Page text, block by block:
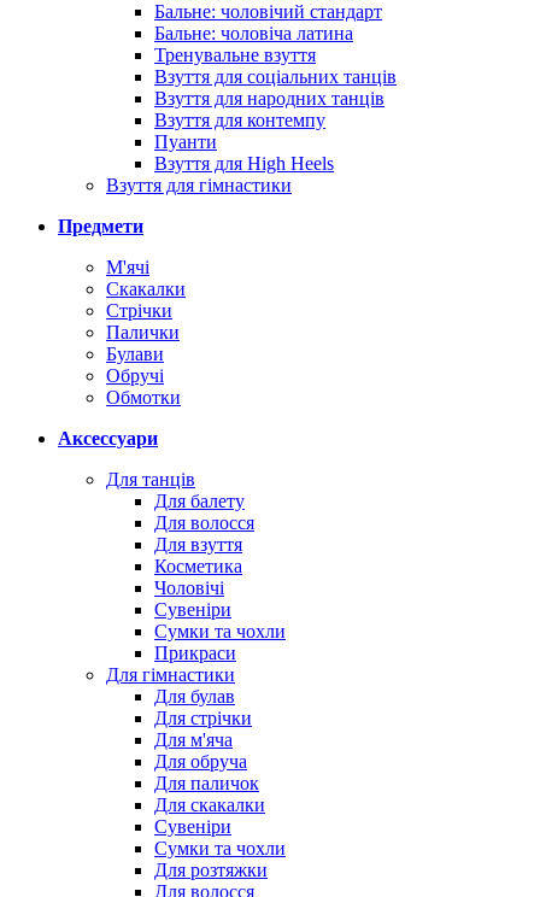
Бальне: чоловічий стандарт
Бальне: чоловіча латина
Тренувальне взуття
Взуття для соціальних танців
Взуття для народних танців
Взуття для контемпу
Пуанти
Взуття для High Heels
Взуття для гімнастики
Предмети
М'ячі
Скакалки
Стрічки
Палички
Булави
Обручі
Обмотки
Аксессуари
Для танців
Для балету
Для волосся
Для взуття
Косметика
Чоловічі
Сувеніри
Сумки та чохли
Прикраси
Для гімнастики
Для булав
Для стрічки
Для м'яча
Для обруча
Для паличок
Для скакалки
Сувеніри
Сумки та чохли
Для розтяжки
Для волосся